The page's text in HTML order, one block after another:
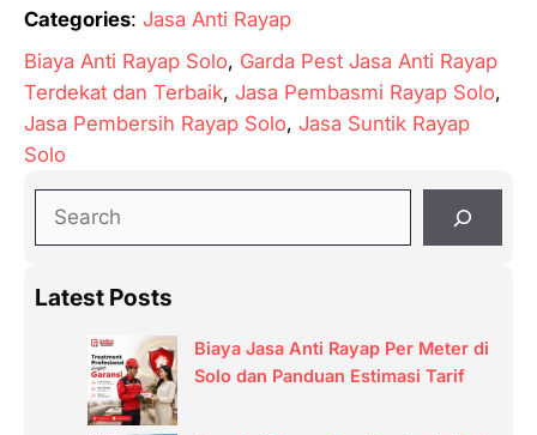
Categories: Jasa Anti Rayap
Biaya Anti Rayap Solo, Garda Pest Jasa Anti Rayap
Terdekat dan Terbaik, Jasa Pembasmi Rayap Solo
Jasa Pembersih Rayap Solo, Jasa Suntik Rayap
Solo
r
Latest Posts
Biaya Jasa Anti Rayap Per Meter di
Solo dan Panduan Estimasi Tarif